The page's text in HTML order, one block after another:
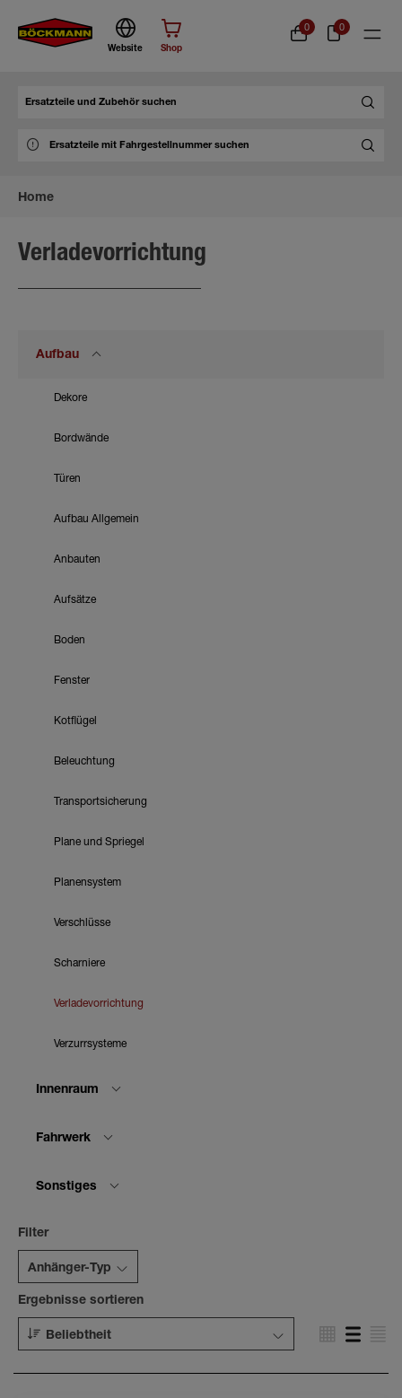
Website Shop
0 0
Home
Verladevorrichtung
Aufbau
Dekore
Bordwände
Türen
Aufbau Allgemein
Anbauten
Aufsätze
Boden
Fenster
Kotflügel
Beleuchtung
Transportsicherung
Plane und Spriegel
Planensystem
Verschlüsse
Scharniere
Verladevorrichtung
Verzurrsysteme
Innenraum
Fahrwerk
Sonstiges
Filter
Anhänger-Typ
Ergebnisse sortieren
Beliebtheit